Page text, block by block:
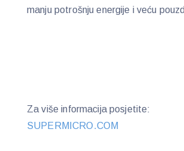
manju potrošnju energije i veću
Za više informacija posjetite:
SUPERMICRO.COM